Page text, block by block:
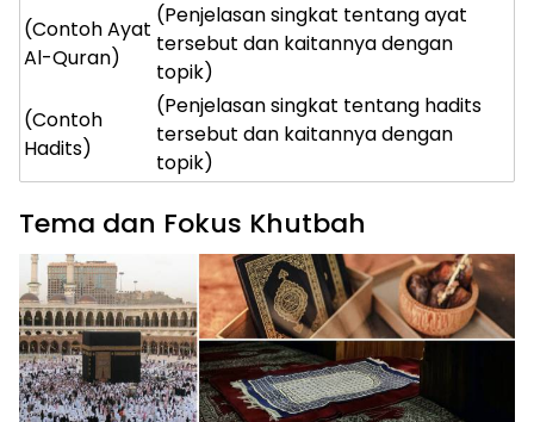
(Contoh Ayat
Al-Quran)
(Penjelasan singkat tentang ayat
tersebut dan kaitannya dengan
topik)
(Contoh
Hadits)
(Penjelasan singkat tentang hadits
tersebut dan kaitannya dengan
topik)
Tema dan Fokus Khutbah